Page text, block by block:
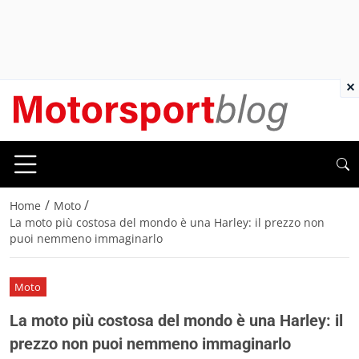
Home / Moto /
La moto più costosa del mondo è una Harley: il prezzo non
puoi nemmeno immaginarlo
Moto
La moto più costosa del mondo è una Harley: il
prezzo non puoi nemmeno immaginarlo
×